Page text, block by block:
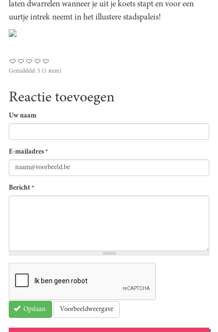
laten dwarrelen wanneer je uit je koets stapt en voor een
uurtje intrek neemt in het illustere stadspaleis!
Gemiddeld: 5 (1 stem)
Reactie toevoegen
Uw naam
E-mailadres *
Bericht *
Opslaan Voorbeeldweergave